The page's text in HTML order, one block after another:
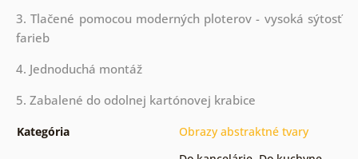
3. Tlačené pomocou moderných ploterov - vysoká sýtosť
farieb
4. Jednoduchá montáž
5. Zabalené do odolnej kartónovej krabice
Kategória Obrazy abstraktné tvary